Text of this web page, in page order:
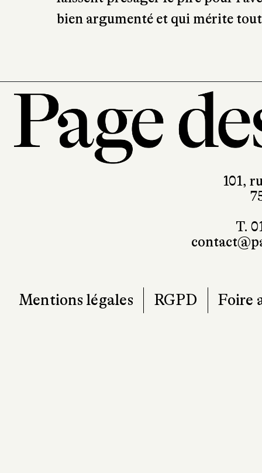
en revenant sur les événements
soviétiques, a toujours permis
apparaît qu’aujourd’hui, celle
laissent présager le pire pour
bien argumenté et qui mérite
101,